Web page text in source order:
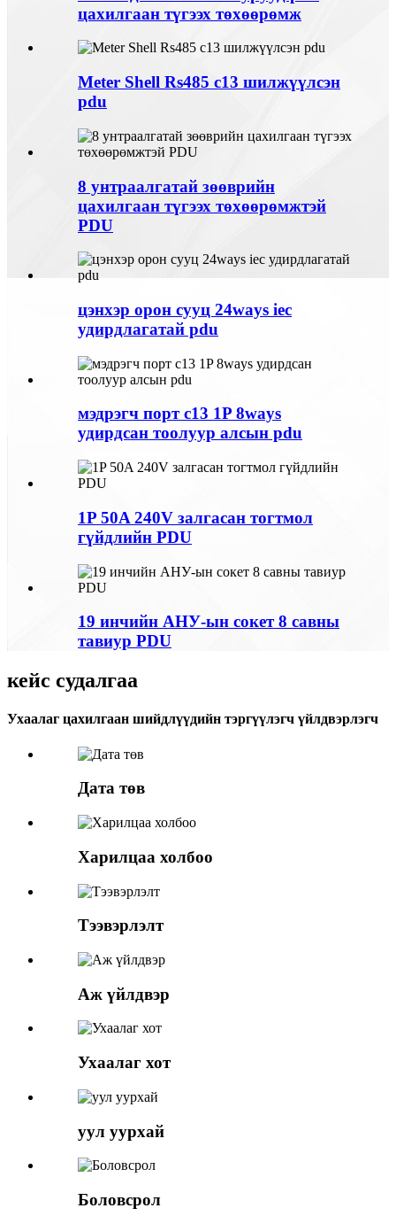
цахилгаан түгээх төхөөрөмж
Meter Shell Rs485 c13 шилжүүлсэн
pdu
8 унтраалгатай зөөврийн
цахилгаан түгээх төхөөрөмжтэй
PDU
цэнхэр орон сууц 24ways iec
удирдлагатай pdu
мэдрэгч порт c13 1P 8ways
удирдсан тоолуур алсын pdu
1P 50A 240V залгасан тогтмол
гүйдлийн PDU
19 инчийн АНУ-ын сокет 8 савны
тавиур PDU
кейс судалгаа
Ухаалаг цахилгаан шийдлүүдийн тэргүүлэгч үйлдвэрлэгч
Дата төв
Харилцаа холбоо
Тээвэрлэлт
Аж үйлдвэр
Ухаалаг хот
уул уурхай
Боловсрол